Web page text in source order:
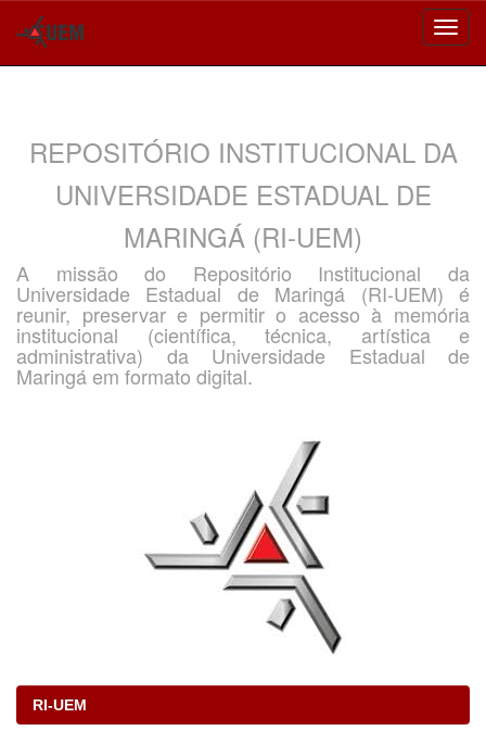
REPOSITÓRIO INSTITUCIONAL DA
UNIVERSIDADE ESTADUAL DE
MARINGÁ (RI-UEM)
A missão do Repositório Institucional da
Universidade Estadual de Maringá (RI-UEM) é
reunir, preservar e permitir o acesso à memória
institucional (científica, técnica, artística e
administrativa) da Universidade Estadual de
Maringá em formato digital.
RI-UEM